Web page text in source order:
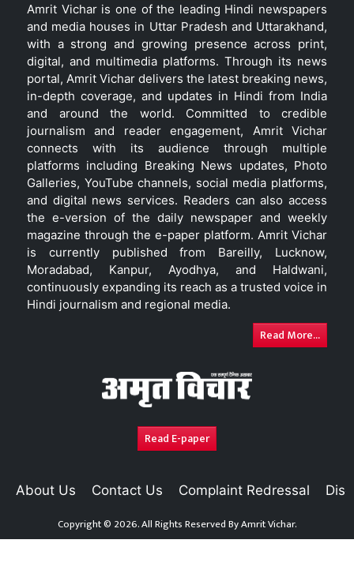
Amrit Vichar is one of the leading Hindi newspapers
and media houses in Uttar Pradesh and Uttarakhand,
with a strong and growing presence across print,
digital, and multimedia platforms. Through its news
portal, Amrit Vichar delivers the latest breaking news,
in-depth coverage, and updates in Hindi from India
and around the world. Committed to credible
journalism and reader engagement, Amrit Vichar
connects with its audience through multiple
platforms including Breaking News updates, Photo
Galleries, YouTube channels, social media platforms,
and digital news services. Readers can also access
the e-version of the daily newspaper and weekly
magazine through the e-paper platform. Amrit Vichar
is currently published from Bareilly, Lucknow,
Moradabad, Kanpur, Ayodhya, and Haldwani,
continuously expanding its reach as a trusted voice in
Hindi journalism and regional media.
Read More...
Read E-paper
About Us Contact Us Complaint Redressal
Copyright © 2026. All Rights Reserved ByAmrit Vichar.